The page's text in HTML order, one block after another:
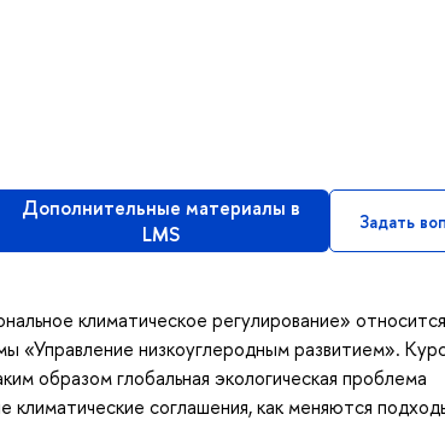
Дополнительные материалы в
LMS
Задать
климатическое регулирование»
«Управление низкоуглеродным развитием».
образом глобальная экологическая проблема
соглашения, как меняются